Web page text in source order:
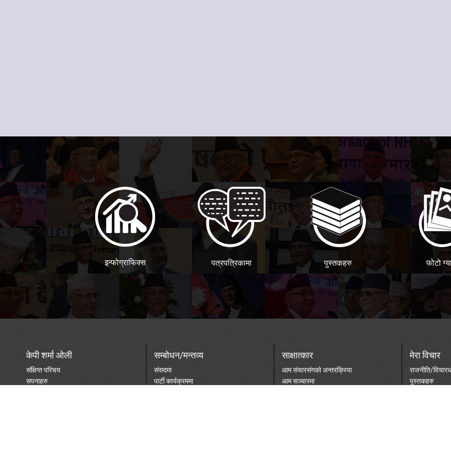
इन्फोग्राफिक्स पत्रपत्रिकामा पुस्तकहरु फोटो
केपी शर्मा ओली
संक्षिप्त परिचय
सपनाहरु
सम्बोधन/मन्तव्य
संसदमा
पार्टी कार्यक्रममा
साक्षात्कार
आम संचारसंगको अन्तरक्रिया
आम सञ्चारमा
मेरा विचार
राजनीति/
पुस्तकहरु